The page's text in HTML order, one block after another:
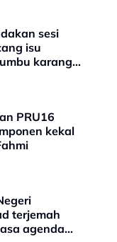
sesi
isu
karang
PRU16
kekal
terjemah
agenda